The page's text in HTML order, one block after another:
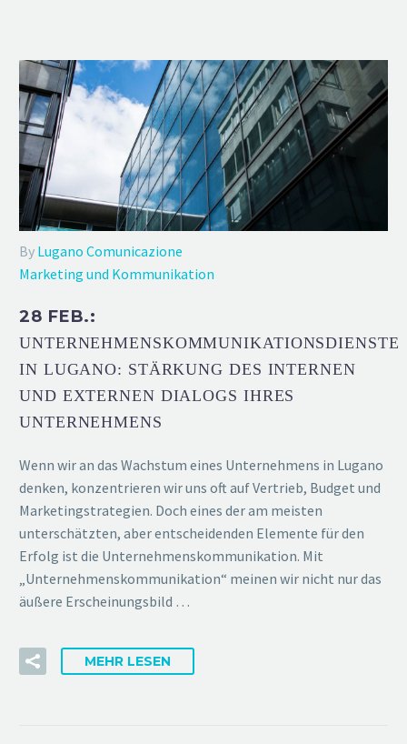
By Lugano Comunicazione
Marketing und Kommunikation
28 FEB.:
UNTERNEHMENSKOMMUNIKATIONSDIENSTE
IN LUGANO: STÄRKUNG DES INTERNEN
UND EXTERNEN DIALOGS IHRES
UNTERNEHMENS
Wenn wir an das Wachstum eines Unternehmens in Lugano
denken, konzentrieren wir uns oft auf Vertrieb, Budget und
Marketingstrategien. Doch eines der am meisten
unterschätzten, aber entscheidenden Elemente für den
Erfolg ist die Unternehmenskommunikation. Mit
„Unternehmenskommunikation“ meinen wir nicht nur das
äußere Erscheinungsbild …
MEHR LESEN